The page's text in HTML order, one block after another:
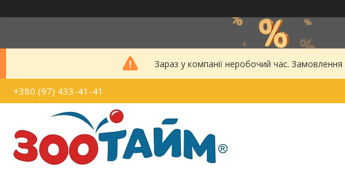
Зараз у компанії неробочий час.
+380 (97) 433-41-41